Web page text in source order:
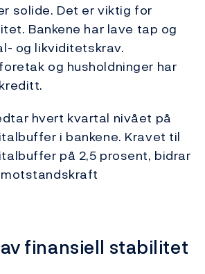
solide. Det er viktig for
Bankene har lave tap og
og likviditetskrav.
og husholdninger har
hvert kvartal nivået på
i bankene. Kravet til
på 2,5 prosent, bidrar
finansiell stabilitet